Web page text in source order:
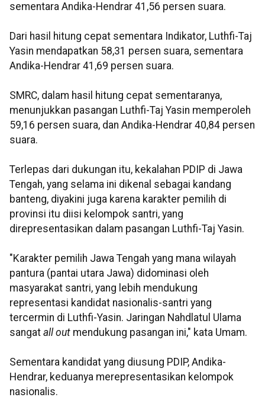
sementara Andika-Hendrar 41,56 persen suara.
Dari hasil hitung cepat sementara Indikator, Luthfi-Taj
Yasin mendapatkan 58,31 persen suara, sementara
Andika-Hendrar 41,69 persen suara.
SMRC, dalam hasil hitung cepat sementaranya,
menunjukkan pasangan Luthfi-Taj Yasin memperoleh
59,16 persen suara, dan Andika-Hendrar 40,84 persen
suara.
Terlepas dari dukungan itu, kekalahan PDIP di Jawa
Tengah, yang selama ini dikenal sebagai kandang
banteng, diyakini juga karena karakter pemilih di
provinsi itu diisi kelompok santri, yang
direpresentasikan dalam pasangan Luthfi-Taj Yasin.
"Karakter pemilih Jawa Tengah yang mana wilayah
pantura (pantai utara Jawa) didominasi oleh
masyarakat santri, yang lebih mendukung
representasi kandidat nasionalis-santri yang
tercermin di Luthfi-Yasin. Jaringan Nahdlatul Ulama
sangat all out mendukung pasangan ini," kata Umam.
Sementara kandidat yang diusung PDIP, Andika-
Hendrar, keduanya merepresentasikan kelompok
nasionalis.